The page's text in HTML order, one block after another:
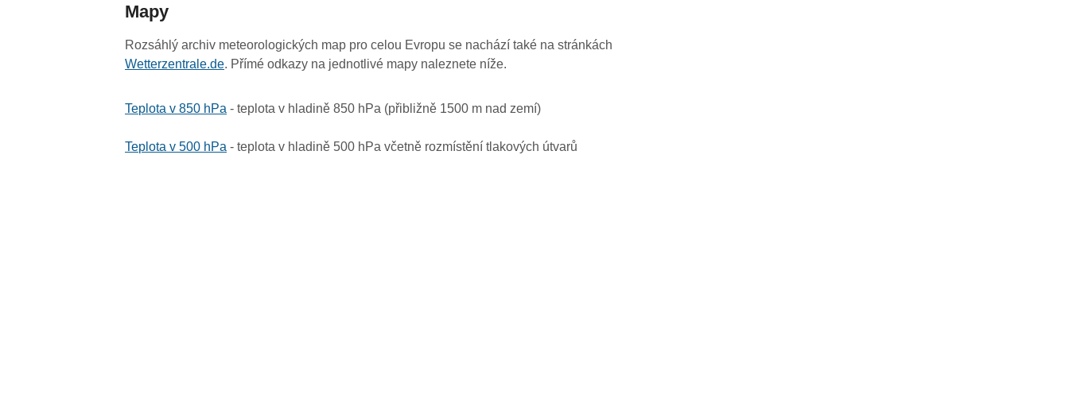
Mapy
Rozsáhlý archiv meteorologických map pro celou Evropu se nachází také na stránkách
Wetterzentrale.de. Přímé odkazy na jednotlivé mapy naleznete níže.
Teplota v 850 hPa - teplota v hladině 850 hPa (přibližně 1500 m nad zemí)
Teplota v 500 hPa - teplota v hladině 500 hPa včetně rozmístění tlakových útvarů